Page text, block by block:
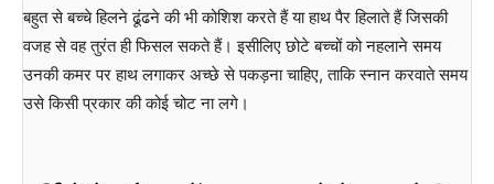
बहुत से बच्चे हिलने ढूंढने की भी कोशिश करते हैं या हाथ पैर हिलाते हैं जिसकी
वजह से वह तुरंत ही फिसल सकते हैं। इसीलिए छोटे बच्चों को नहलाने समय
उनकी कमर पर हाथ लगाकर अच्छे से पकड़ना चाहिए, ताकि स्नान करवाते समय
उसे किसी प्रकार की कोई चोट ना लगे।